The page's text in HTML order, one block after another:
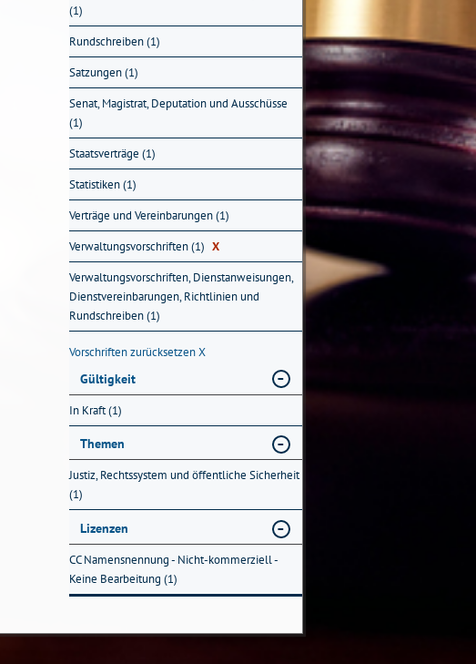
(1)
Rundschreiben (1)
Satzungen (1)
Senat, Magistrat, Deputation und Ausschüsse
(1)
Staatsverträge (1)
Statistiken (1)
Verträge und Vereinbarungen (1)
Verwaltungsvorschriften (1) X
Verwaltungsvorschriften, Dienstanweisungen,
Dienstvereinbarungen, Richtlinien und
Rundschreiben (1)
Vorschriften zurücksetzenX
Gültigkeit
In Kraft (1)
Themen
Justiz, Rechtssystem und öffentliche Sicherheit
(1)
Lizenzen
CC Namensnennung - Nicht-kommerziell -
Keine Bearbeitung (1)